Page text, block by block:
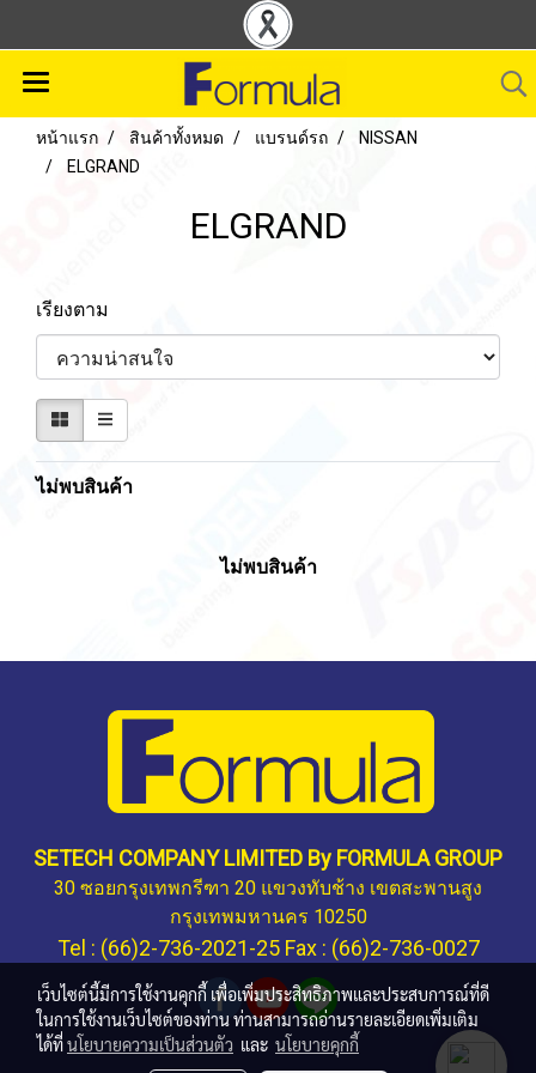
หน้าแรก สินค้าทั้งหมด แบรนด์รถ
NISSAN
ELGRAND
ELGRAND
เรียงตาม
ไม่พบสินค้า
ไม่พบสินค้า
SETECH COMPANY LIMITED By FORMULA GROUP
30 ซอยกรุงเทพกรีฑา 20 แขวงทับช้าง เขตสะพานสูง
กรุงเทพมหานคร 10250
Tel : (66)2-736-2021-25 Fax : (66)2-736-0027
เว็บไซต์นี้มีการใช้งานคุกกี้ เพื่อเพิ่มประสิทธิภาพและประสบการณ์ที่ดี
ในการใช้งานเว็บไซต์ของท่าน ท่านสามารถอ่านรายละเอียดเพิ่มเติม
ได้ที่นโยบายความเป็นส่วนตัว และ นโยบายคุกกี้